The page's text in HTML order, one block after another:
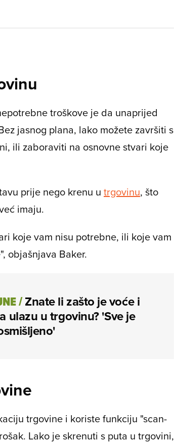
troškove je da unaprijed
jasnog plana, lako možete završiti s
ili zaboraviti na osnovne stvari koje
prije nego krenu u trgovinu, što
imaju.
koje vam nisu potrebne, ili koje vam
objašnjava Baker.
/Znate li zašto je voće i
ulazu u trgovinu? 'Sve je
trgovine i koriste funkciju "scan-
Lako je skrenuti s puta u trgovini,